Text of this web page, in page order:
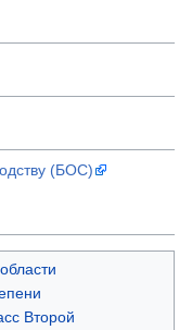
(БОС)
Второй